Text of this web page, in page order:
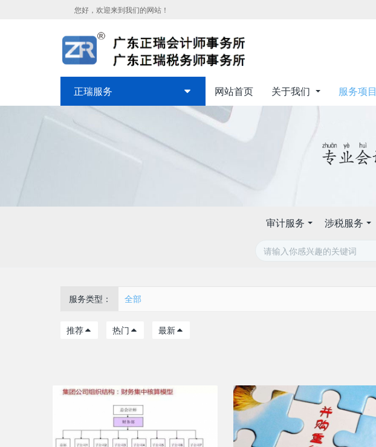
您好，欢迎来到我们的网站！
正瑞服务 网站首页 关于我们 服务项目
审计服务 涉税服务
服务类型： 全部
推荐 热门 最新